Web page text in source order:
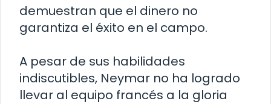
demuestran que el dinero no
garantiza el éxito en el campo.
A pesar de sus habilidades
indiscutibles, Neymar no ha logrado
llevar al equipo francés a la gloria